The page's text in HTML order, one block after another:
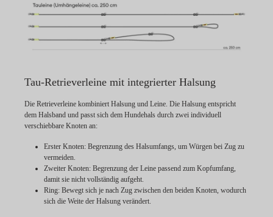
Tau-Retrieverleine mit integrierter Halsung
Die Retrieverleine kombiniert Halsung und Leine. Die Halsung entspricht
dem Halsband und passt sich dem Hundehals durch zwei individuell
verschiebbare Knoten an:
Erster Knoten: Begrenzung des Halsumfangs, um Würgen bei Zug zu
vermeiden.
Zweiter Knoten: Begrenzung der Leine passend zum Kopfumfang,
damit sie nicht vollständig aufgeht.
Ring: Bewegt sich je nach Zug zwischen den beiden Knoten, wodurch
sich die Weite der Halsung verändert.